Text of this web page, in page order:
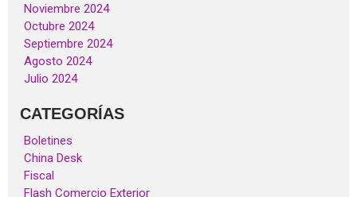
Noviembre 2024
Octubre 2024
Septiembre 2024
Agosto 2024
Julio 2024
CATEGORÍAS
Boletines
China Desk
Fiscal
Flash Comercio Exterior